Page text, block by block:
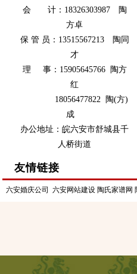
会 计：18326303987 陶
方卓
保 管 员：13515567213 陶同
才
理 事：15905645766 陶方
红
18056477822 陶(方)
成
办公地址：皖六安市舒城县千
人桥街道
友情链接
六安婚庆公司 六安网站建设 陶氏家谱网